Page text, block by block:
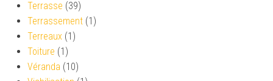
Terrasse (39)
Terrassement (1)
Terreaux (1)
Toiture (1)
Véranda (10)